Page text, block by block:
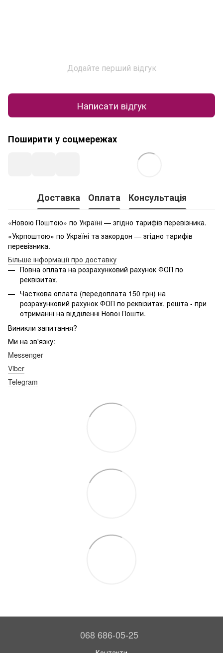
Додайте перший відгук
Написати відгук
Поширити у соцмережах
Доставка Оплата Консультація
«Новою Поштою» по Україні — згідно тарифів перевізника.
«Укрпоштою» по Україні та закордон — згідно тарифів
перевізника.
Більше інформації про доставку
Повна оплата на розрахунковий рахунок ФОП по
реквізитах.
Часткова оплата (передоплата 150 грн) на
розрахунковий рахунок ФОП по реквізитах, решта - при
отриманні на відділенні Нової Пошти.
Виникли запитання?
Ми на зв'язку:
Messenger
Viber
Telegram
068 686-05-25